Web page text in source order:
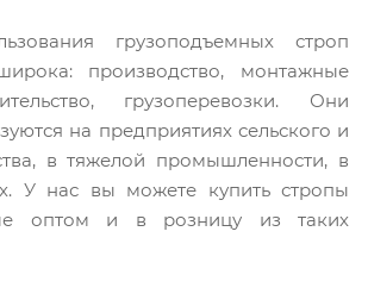
грузоподъемных строп
производство, монтажные
грузоперевозки. Они
на предприятиях сельского и
в тяжелой промышленности, в
У нас вы можете купить стропы
оптом и в розницу из таких